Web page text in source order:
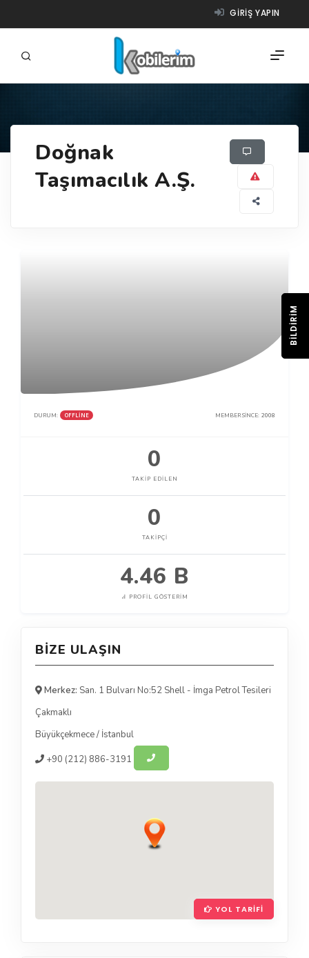
GIRIŞ YAPIN
ÜRÜNLER
NASIL ÇALIŞIR?
Doğnak
Taşımacılık A.Ş.
DURUM: OFFLINE MEMBER SINCE: 2008
0
TAKIP EDILEN
0
TAKIPÇI
4.46 B
PROFIL GÖSTERIM
BIZE ULAŞIN
Merkez: San. 1 Bulvarı No:52 Shell - İmga Petrol Tesileri
Çakmaklı
Büyükçekmece/ İstanbul
+90 (212) 886-3191
YOL TARIFI
BILDIRIM